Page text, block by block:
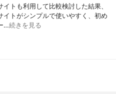
トも利用して比較検討した結果、
トがシンプルで使いやすく、初め
…続きを見る